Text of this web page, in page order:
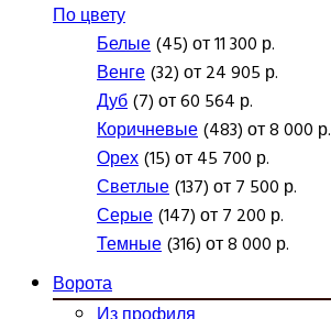
По цвету
Белые(45) от 11 300 р.
Венге(32) от 24 905 р.
Дуб(7) от 60 564 р.
Коричневые(483) от 8 000 р.
Орех(15) от 45 700 р.
Светлые(137) от 7 500 р.
Серые(147) от 7 200 р.
Темные(316) от 8 000 р.
Ворота